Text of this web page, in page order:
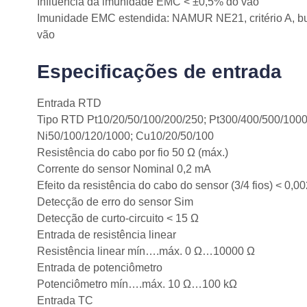
Imunidade EMC estendida: NAMUR NE21, critério A,
vão
Especificações de entrada
Entrada RTD
Tipo RTD Pt10/20/50/100/200/250; Pt300/400/500/
Ni50/100/120/1000; Cu10/20/50/100
Resistência do cabo por fio 50 Ω (máx.)
Corrente do sensor Nominal 0,2 mA
Efeito da resistência do cabo do sensor (3/4 fios) <
Detecção de erro do sensor Sim
Detecção de curto-circuito < 15 Ω
Entrada de resistência linear
Resistência linear mín….máx. 0 Ω…10000 Ω
Entrada de potenciômetro
Potenciômetro mín….máx. 10 Ω…100 kΩ
Entrada TC